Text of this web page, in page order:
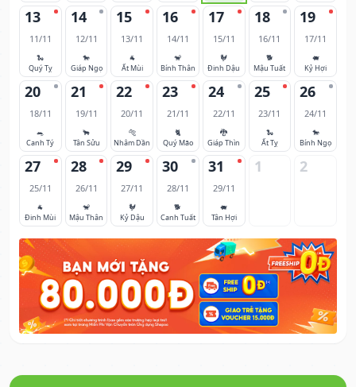
13
11/11
🐍
Quý Tỵ
14
12/11
🐎
Giáp Ngọ
15
13/11
🐐
Ất Mùi
16
14/11
🐒
Bính Thân
17
15/11
🐓
Đinh Dậu
18
16/11
🐕
Mậu Tuất
19
17/11
🐖
Kỷ Hợi
20
18/11
🐀
Canh Tý
21
19/11
🐂
Tân Sửu
22
20/11
🐅
Nhâm Dần
23
21/11
🐈
Quý Mão
24
22/11
🐉
Giáp Thìn
25
23/11
🐍
Ất Tỵ
26
24/11
🐎
Bính Ngọ
27
25/11
🐐
Đinh Mùi
28
26/11
🐒
Mậu Thân
29
27/11
🐓
Kỷ Dậu
30
28/11
🐕
Canh Tuất
31
29/11
🐖
Tân Hợi
1 2